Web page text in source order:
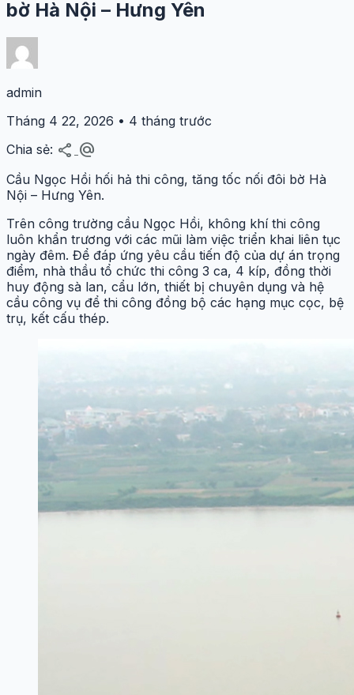
bờ Hà Nội – Hưng Yên
admin
Tháng 4 22, 2026 • 4 tháng trước
Chia sẻ: share alternate_email
Cầu Ngọc Hồi hối hả thi công, tăng tốc nối đôi bờ Hà
Nội – Hưng Yên.
Trên công trường cầu Ngọc Hồi, không khí thi công
luôn khẩn trương với các mũi làm việc triển khai liên tục
ngày đêm. Để đáp ứng yêu cầu tiến độ của dự án trọng
điểm, nhà thầu tổ chức thi công 3 ca, 4 kíp, đồng thời
huy động sà lan, cẩu lớn, thiết bị chuyên dụng và hệ
cầu công vụ để thi công đồng bộ các hạng mục cọc, bệ
trụ, kết cấu thép.